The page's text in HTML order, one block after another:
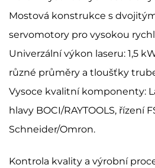
Mostová konstrukce s
servomotory pro vysokou
Univerzální výkon laseru: 1,5
různé průměry a tloušťky
Vysoce kvalitní komponenty:
hlavy BOCI/RAYTOOLS, řízení
Schneider/Omron.
Kontrola kvality a výrobní